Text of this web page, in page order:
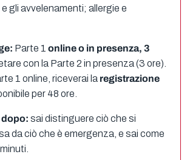
gli avvelenamenti; allergie e
Parte 1 online o in presenza, 3
con la Parte 2 in presenza (3 ore).
1 online, riceverai la registrazione
per 48 ore.
dopo: sai distinguere ciò che si
da ciò che è emergenza, e sai come